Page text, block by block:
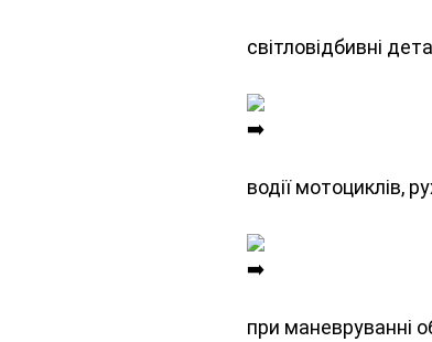
світловідбивні
водії мотоциклів,
при маневруванні